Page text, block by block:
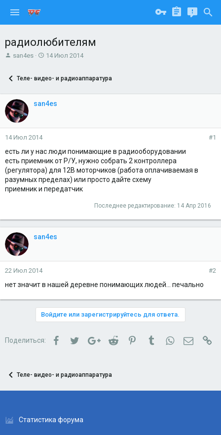
радиолюбителям
А
о
т
е
м
ы
san4es
Д
а
а
ч
л
14 Июл 2014
Теле- видео- и радиоаппаратура
san4es
14 Июл 2014 #1
есть ли у нас люди понимающие в радиооборудовании
есть приемник от Р/У, нужно собрать 2 контроллера
(регулятора) для 12В моторчиков (работа оплачиваемая в
разумных пределах) или просто дайте схему
приемник и передатчик
Последнее редактирование: 14 Апр 2016
san4es
22 Июл 2014 #2
нет значит в нашей деревне понимающих людей... печально
Войдите или зарегистрируйтесь для ответа.
Поделиться: FacebookTwitterGoogle+Reddit PinterestTumblrWhatsApp
Теле- видео- и радиоаппаратура
Статистика форума